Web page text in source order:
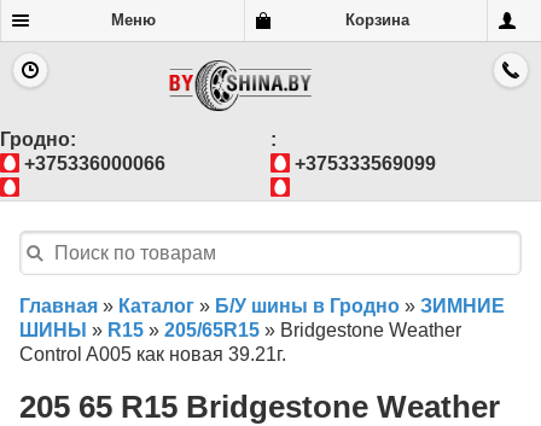
Меню Корзина
Гродно:
+375336000066
:
+375333569099
Главная » Каталог » Б/У шины в Гродно » ЗИМНИЕ
ШИНЫ » R15 » 205/65R15 » Bridgestone Weather
Control A005 как новая 39.21г.
205 65 R15 Bridgestone Weather